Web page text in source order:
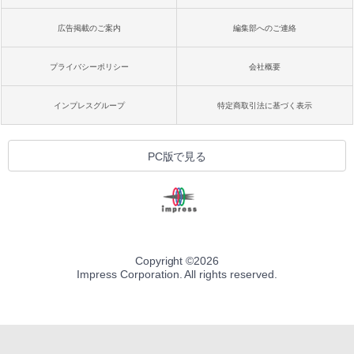
広告掲載のご案内 編集部へのご連絡
プライバシーポリシー 会社概要
インプレスグループ 特定商取引法に基づく表示
PC版で見る
Copyright ©2026
Impress Corporation. All rights reserved.